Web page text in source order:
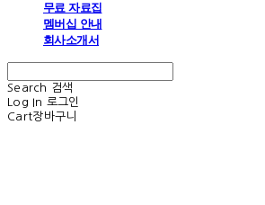
무료 자료집
멤버십 안내
회사소개서
Search
검색
Log In 로그인
Cart장바구니